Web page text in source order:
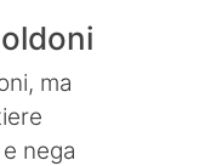
ma
nega